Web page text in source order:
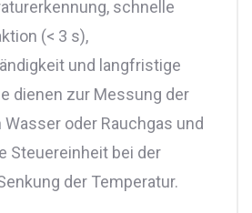
schnelle
(< 3 s),
und langfristige
dienen zur Messung der
oder Rauchgas und
Steuereinheit bei der
der Temperatur.